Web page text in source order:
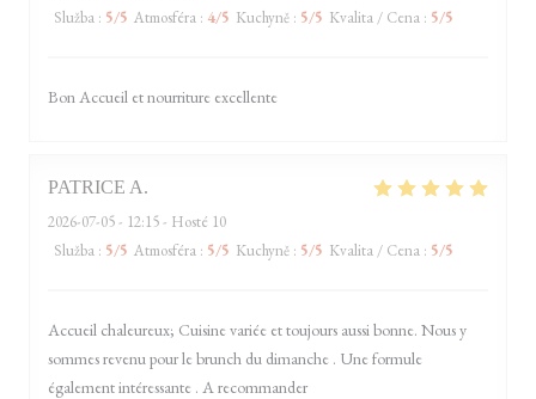
Služba : 5/5 Atmosféra : 4/5 Kuchyně : 5/5 Kvalita / Cena : 5/5
Bon Accueil et nourriture excellente
PATRICE A
2026-07-05- 12:15 - Hosté 10
Služba : 5/5 Atmosféra : 5/5 Kuchyně : 5/5 Kvalita / Cena : 5/5
Accueil chaleureux; Cuisine variée et toujours aussi bonne. Nous y
sommes revenu pour le brunch du dimanche . Une formule
également intéressante . A recommander